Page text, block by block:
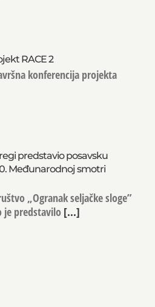
RACE 2
konferencija projekta
predstavio posavsku
Međunarodnoj smotri
„Ogranak seljačke sloge”
je predstavilo [...]